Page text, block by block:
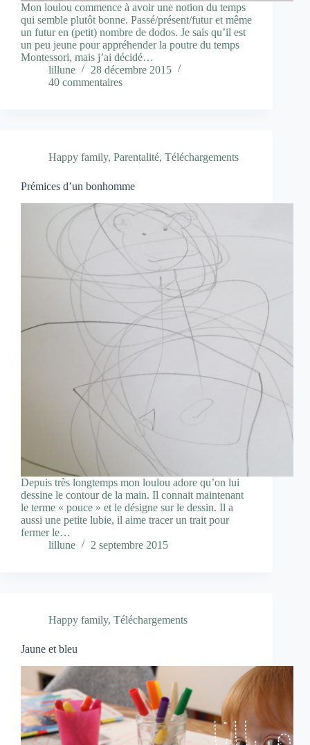
Mon loulou commence à avoir une notion du temps
qui semble plutôt bonne. Passé/présent/futur et même
un futur en (petit) nombre de dodos. Je sais qu’il est
un peu jeune pour appréhender la poutre du temps
Montessori, mais j’ai décidé…
lillune
28 décembre 2015
40 commentaires
Happy family, Parentalité, Téléchargements
Prémices d’un bonhomme
Depuis très longtemps mon loulou adore qu’on lui
dessine le contour de la main. Il connait maintenant
le terme « pouce » et le désigne sur le dessin. Il a
aussi une petite lubie, il aime tracer un trait pour
fermer le…
lillune
2 septembre 2015
Happy family, Téléchargements
Jaune et bleu